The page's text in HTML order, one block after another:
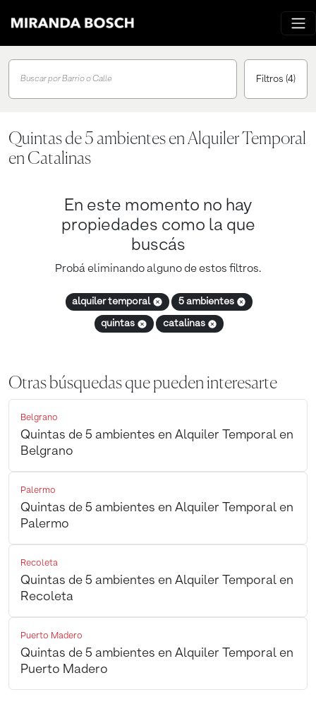
Buscar por Barrio o Calle Filtros (4)
Quintas de 5 ambientes en Alquiler Temporal
en Catalinas
En este momento no hay
propiedades como la que
buscás
Probá eliminando alguno de estos filtros.
alquiler temporal 5 ambientes
quintas catalinas
Otras búsquedas que pueden interesarte
Belgrano
Quintas de 5 ambientes en Alquiler Temporal en
Belgrano
Palermo
Quintas de 5 ambientes en Alquiler Temporal en
Palermo
Recoleta
Quintas de 5 ambientes en Alquiler Temporal en
Recoleta
Puerto Madero
Quintas de 5 ambientes en Alquiler Temporal en
Puerto Madero